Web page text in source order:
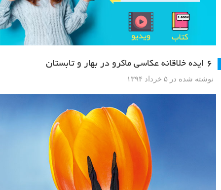
۶ ایده خلاقانه عکاسی ماکرو در بهار و تابستان
نوشته شده در ۵ خرداد ۱۳۹۴